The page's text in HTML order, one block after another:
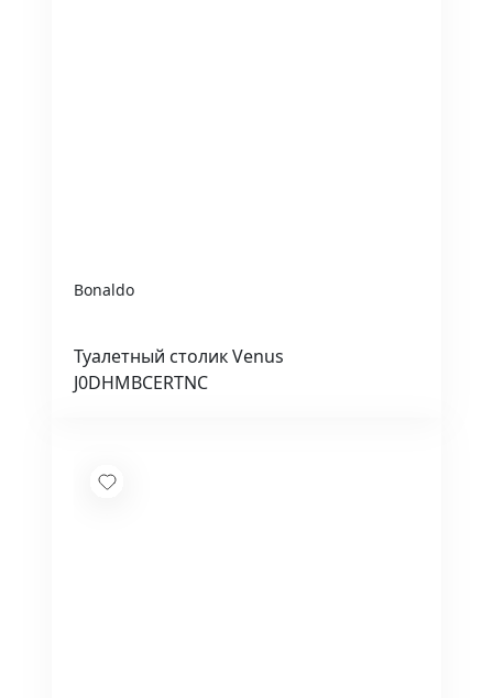
Bonaldo
Туалетный столик Venus
J0DHMBCERTNC